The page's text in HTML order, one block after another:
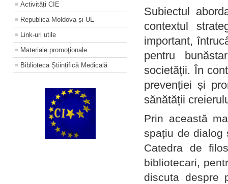
Activități CIE
Republica Moldova și UE
Link-uri utile
Materiale promoţionale
Biblioteca Științifică Medicală
Subiectul
contextul
important,
pentru
societății. În
prevenției și
sănătății
Prin această
spațiu de dialog
Catedra de
bibliotecari,
discuta despre